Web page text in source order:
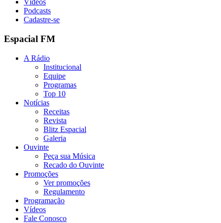
Vídeos
Podcasts
Cadastre-se
Espacial FM
A Rádio
Institucional
Equipe
Programas
Top 10
Notícias
Receitas
Revista
Blitz Espacial
Galeria
Ouvinte
Peça sua Música
Recado do Ouvinte
Promoções
Ver promoções
Regulamento
Programação
Vídeos
Fale Conosco